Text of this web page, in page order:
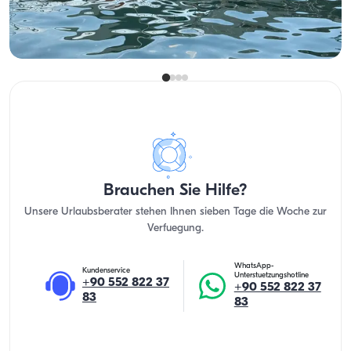
Guenstigster
21.000 TL
Verfügbarkeit & Preis ansehen
Brauchen Sie Hilfe?
Unsere Urlaubsberater stehen Ihnen sieben Tage die Woche zur
Verfuegung.
Kundenservice
+90 552 822 37
83
WhatsApp-
Unterstuetzungshotline
+90 552 822 37
83